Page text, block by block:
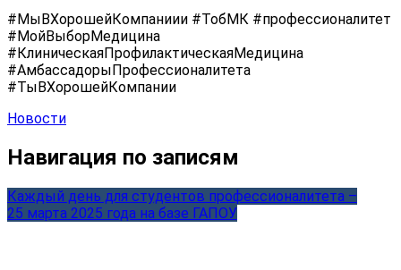
#МыВХорошейКомпаниии #ТобМК #профессионалитет
#МойВыборМедицина
#КлиническаяПрофилактическаяМедицина
#АмбассадорыПрофессионалитета
#ТыВХорошейКомпании
Новости
Навигация по записям
Каждый день для студентов профессионалитета –
25 марта 2025 года на базе ГАПОУ